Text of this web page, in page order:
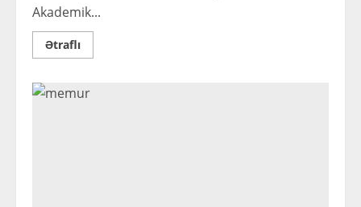
Akademik...
ƏtraflıRead
more
gün
Xalq